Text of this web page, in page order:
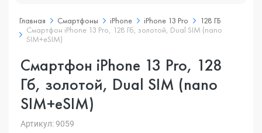
Главная Смартфоны iPhone iPhone 13 Pro
128 ГБ
Смартфон iPhone 13 Pro, 128 Гб, золотой, Dual SIM (nano
SIM+eSIM)
Смартфон iPhone 13 Pro, 128
Гб, золотой, Dual SIM (nano
SIM+eSIM)
Артикул: 9059